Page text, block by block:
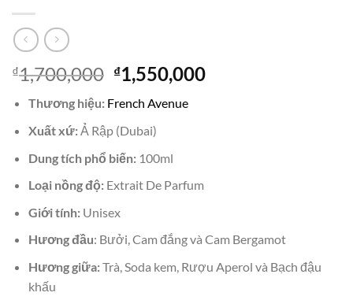
₫1,700,000 Giá
gốc
là:
₫1,700,000.
₫1,550,000Giá
Thương hiệu: French Avenue
Xuất xứ:Ả Rập (Dubai)
Dung tích phổ biến:100ml
Loại nồng độ: Extrait De Parfum
Giới tính: Unisex
Hương đầu: Bưởi, Cam đắng và Cam Bergamot
Hương giữa:Trà, Soda kem, Rượu Aperol và Bạch đậu
khấu